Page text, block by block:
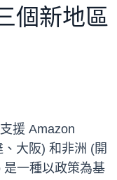
個新地區
援 Amazon
大阪) 和非洲 (開
是一種以政策為基